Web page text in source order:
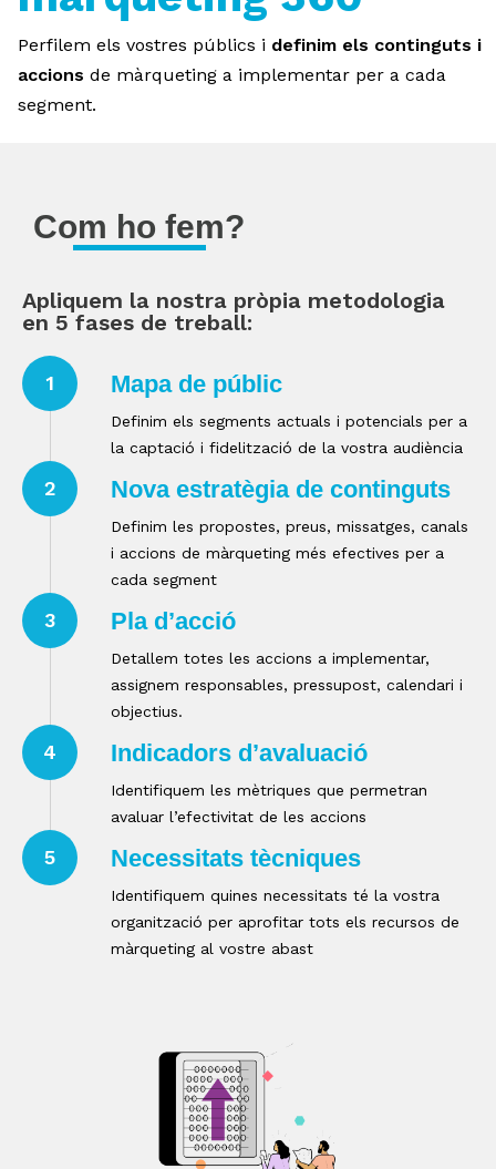
contacte
Perfilem els vostres públics i definim els continguts i
accions de màrqueting a implementar per a cada
segment.
Com ho fem?
Apliquem la nostra pròpia metodologia
en 5 fases de treball:
1 Mapa de públic
Definim els segments actuals i potencials per a
la captació i fidelització de la vostra audiència
2 Nova estratègia de continguts
Definim les propostes, preus, missatges, canals
i accions de màrqueting més efectives per a
cada segment
3 Pla d’acció
Detallem totes les accions a implementar,
assignem responsables, pressupost, calendari i
objectius.
4 Indicadors d’avaluació
Identifiquem les mètriques que permetran
avaluar l’efectivitat de les accions
5 Necessitats tècniques
Identifiquem quines necessitats té la vostra
organització per aprofitar tots els recursos de
màrqueting al vostre abast